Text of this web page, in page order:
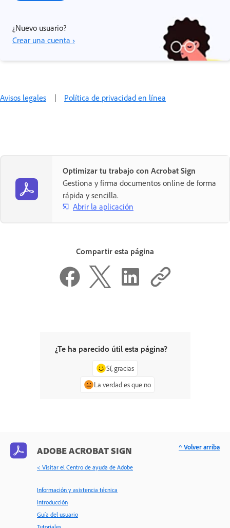
¿Nuevo usuario?
Crear una cuenta ›
Avisos legales | Política de privacidad en línea
Optimizar tu trabajo con Acrobat Sign
Gestiona y firma documentos online de forma
rápida y sencilla.
Abrir la aplicación
Compartir esta página
¿Te ha parecido útil esta página?
Sí, gracias
La verdad es que no
ADOBE ACROBAT SIGN
< Visitar el Centro de ayuda de Adobe
Información y asistencia técnica
Introducción
Guía del usuario
Tutoriales
^ Volver arriba